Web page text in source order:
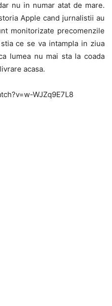
nu in numar atat de mare.
Apple cand jurnalistii au
monitorizate precomenzile
ce se va intampla in ziua
lumea nu mai sta la coada
acasa.
WJZq9E7L8